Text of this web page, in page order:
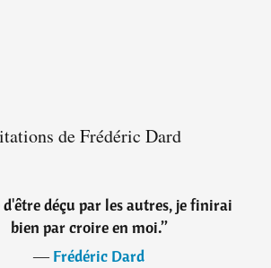
de Frédéric Dard
déçu par les autres, je finirai
bien par croire en moi.”
―Frédéric Dard